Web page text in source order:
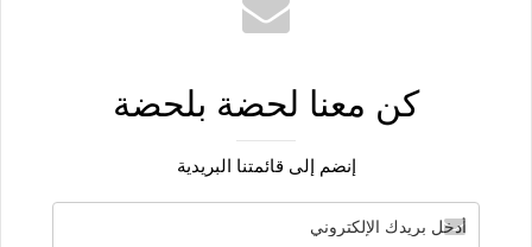
كن معنا لحضة بلحضة
إنضم إلى قائمتنا البريدية